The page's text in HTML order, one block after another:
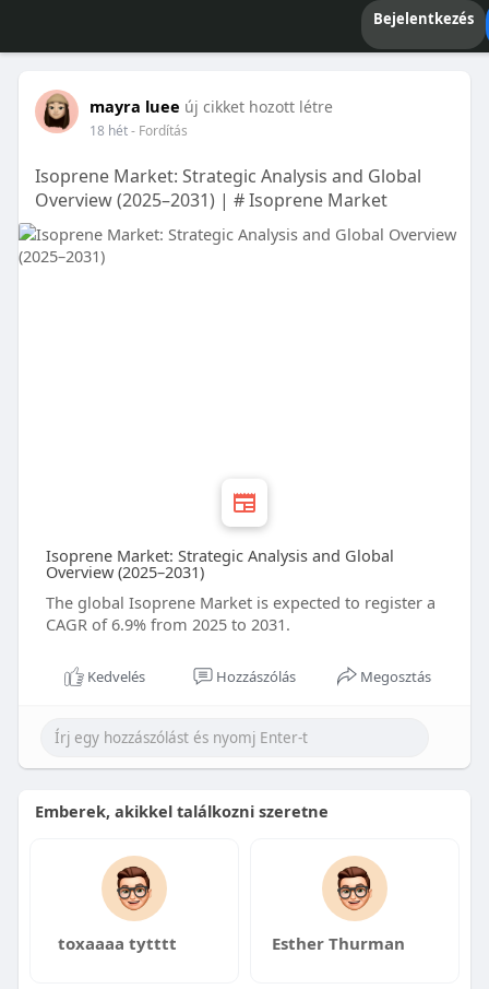
Bejelentkezés
mayra luee új cikket hozott létre
18 hét- Fordítás
Isoprene Market: Strategic Analysis and Global
Overview (2025–2031) | # Isoprene Market
Isoprene Market: Strategic Analysis and Global
Overview (2025–2031)
The global Isoprene Market is expected to register a
CAGR of 6.9% from 2025 to 2031.
Kedvelés Hozzászólás Megosztás
Emberek, akikkel találkozni szeretne
toxaaaa tytttt Esther Thurman